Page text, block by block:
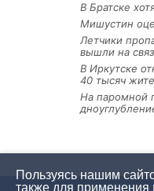
В Братске
Мишустин
Летчики
вышли на
В Иркутске
40 тысяч
На паромной
Пользуясь нашим
также для применения